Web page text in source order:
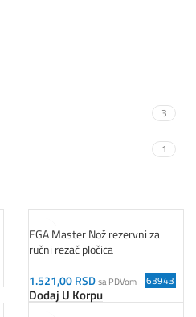
3
1
EGA Master Nož rezervni za
ručni rezač pločica
1.521,00RSDsa PDVom
Dodaj U Korpu
63943